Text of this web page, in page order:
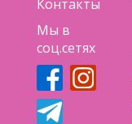
Контакты
Мы в
соц.сетях